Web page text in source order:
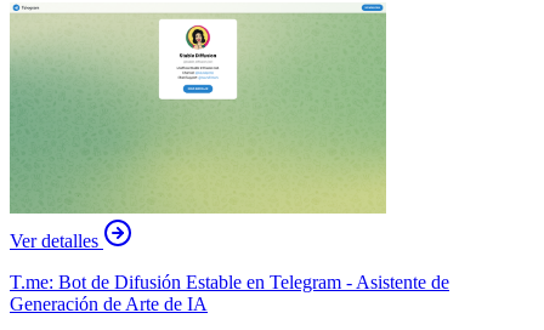
Ver detalles
T.me: Bot de Difusión Estable en Telegram - Asistente de
Generación de Arte de IA